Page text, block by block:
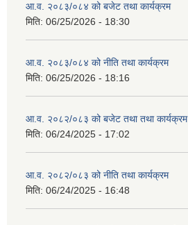
आ.व. २०८३/०८४ को बजेट तथा कार्यक्रम
मिति: 06/25/2026 - 18:30
आ.व. २०८३/०८४ को नीति तथा कार्यक्रम
मिति: 06/25/2026 - 18:16
आ.व. २०८२/०८३ को बजेट तथा तथा कार्यक्रम
मिति: 06/24/2025 - 17:02
आ.व. २०८२/०८३ को नीति तथा कार्यक्रम
मिति: 06/24/2025 - 16:48